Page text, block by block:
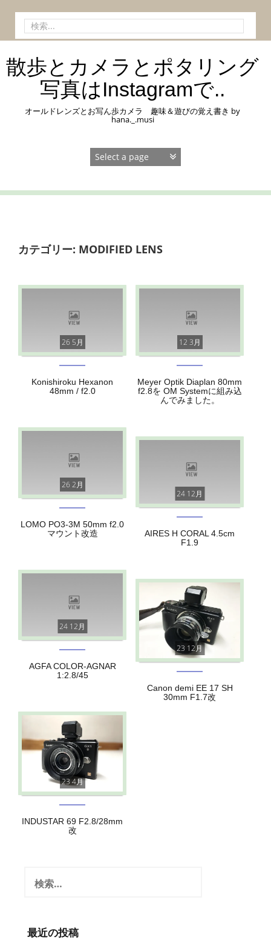
ン
へ
検
索:
散歩とカメラとポタリング
写真はInstagramで..
オールドレンズとお写ん歩カメラ 趣味＆遊びの覚え書き by
hana._.musi
カテゴリー: MODIFIED LENS
26 5月
Konishiroku Hexanon
48mm / f2.0
12 3月
Meyer Optik Diaplan 80mm
f2.8を OM Systemに組み込
んでみました。
26 2月
LOMO PO3-3M 50mm f2.0
マウント改造
24 12月
AIRES H CORAL 4.5cm
F1.9
24 12月
AGFA COLOR-AGNAR
1:2.8/45
23 12月
Canon demi EE 17 SH
30mm F1.7改
23 4月
INDUSTAR 69 F2.8/28mm
改
最近の投稿